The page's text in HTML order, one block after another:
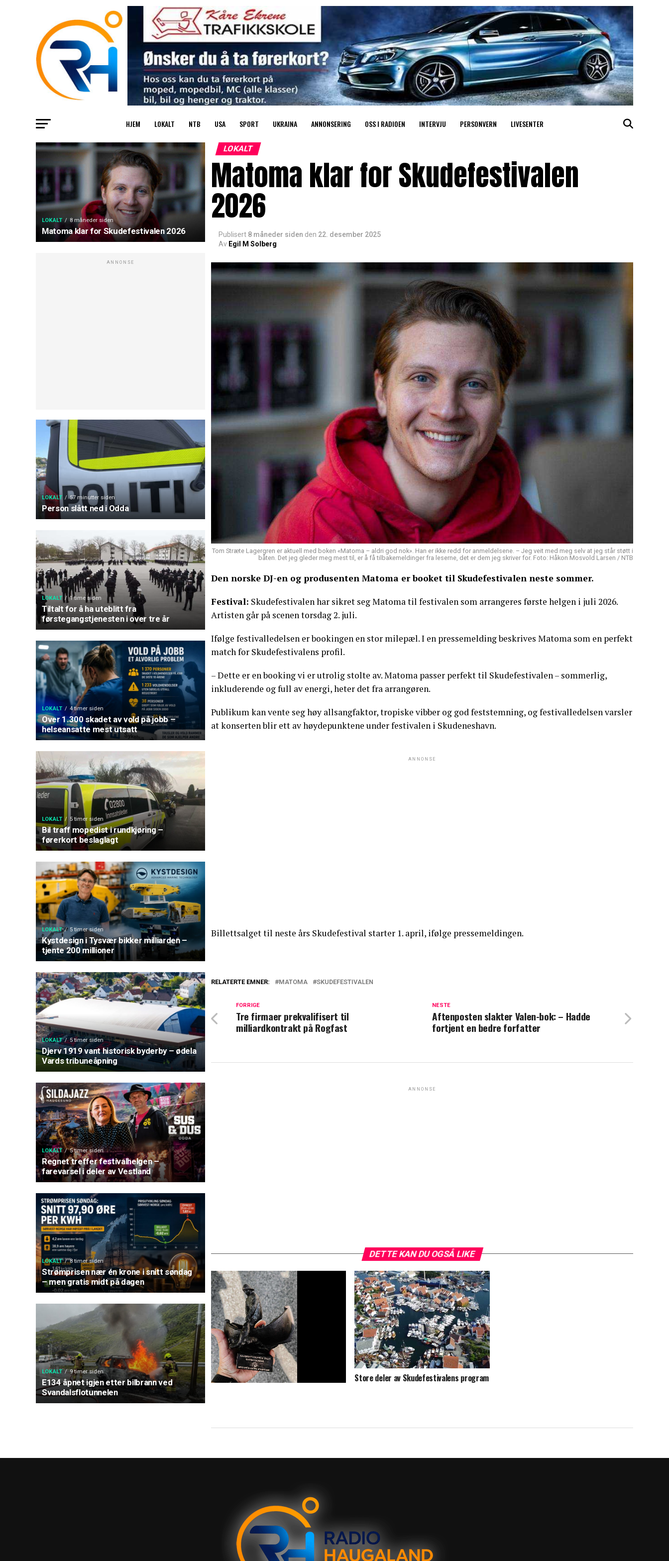
HJEM LOKALT NTB USA SPORT UKRAINA ANNONSERING OSS I RADIOEN INTERVJU PERSONVERN LIVESENTER
LOKALT 8 måneder siden
Matoma klar for Skudefestivalen 2026
ANNONSE
LOKALT 57 minutter siden
Person slått ned i Odda
LOKALT 1 time siden
Tiltalt for å ha uteblitt fra
førstegangstjenesten i over tre år
LOKALT 4 timer siden
Over 1.300 skadet av vold på jobb –
helseansatte mest utsatt
LOKALT 5 timer siden
Bil traff mopedist i rundkjøring –
førerkort beslaglagt
LOKALT 5 timer siden
Kystdesign i Tysvær bikker milliarden –
tjente 200 millioner
LOKALT 5 timer siden
Djerv 1919 vant historisk byderby – ødela
Vards tribuneåpning
LOKALT 5 timer siden
Regnet treffer festivalhelgen –
farevarsel i deler av Vestland
LOKALT 8 timer siden
Strømprisen nær én krone i snitt søndag
– men gratis midt på dagen
LOKALT 9 timer siden
E134 åpnet igjen etter bilbrann ved
Svandalsflotunnelen
LOKALT
Matoma klar for Skudefestivalen
2026
Publisert 8 måneder siden den 22. desember 2025
Av Egil M Solberg
Tom Stræte Lagergren er aktuell med boken «Matoma – aldri god nok». Han er ikke redd for anmeldelsene. – Jeg veit med meg selv at jeg står støtt i
båten. Det jeg gleder meg mest til, er å få tilbakemeldinger fra leserne, det er dem jeg skriver for. Foto: Håkon Mosvold Larsen / NTB
Den norske DJ-en og produsenten Matoma er booket til Skudefestivalen neste sommer.
Festival: Skudefestivalen har sikret seg Matoma til festivalen som arrangeres første helgen i juli 2026.
Artisten går på scenen torsdag 2. juli.
Ifølge festivalledelsen er bookingen en stor milepæl. I en pressemelding beskrives Matoma som en perfekt
match for Skudefestivalens profil.
– Dette er en booking vi er utrolig stolte av. Matoma passer perfekt til Skudefestivalen – sommerlig,
inkluderende og full av energi, heter det fra arrangøren.
Publikum kan vente seg høy allsangfaktor, tropiske vibber og god feststemning, og festivalledelsen varsler
at konserten blir ett av høydepunktene under festivalen i Skudeneshavn.
ANNONSE
Billettsalget til neste års Skudefestival starter 1. april, ifølge pressemeldingen.
RELATERTE EMNER: MATOMA SKUDEFESTIVALEN
NESTE
Aftenposten slakter Valen-bok: – Hadde
fortjent en bedre forfatter
FORRIGE
Tre firmaer prekvalifisert til
milliardkontrakt på Rogfast
ANNONSE
DETTE KAN DU OGSÅ LIKE
Store deler av Skudefestivalens program